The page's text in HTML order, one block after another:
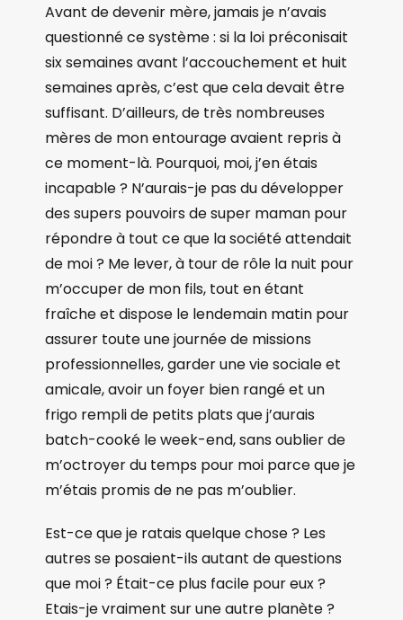
Avant de devenir mère, jamais je n’avais
questionné ce système : si la loi préconisait
six semaines avant l’accouchement et huit
semaines après, c’est que cela devait être
suffisant. D’ailleurs, de très nombreuses
mères de mon entourage avaient repris à
ce moment-là. Pourquoi, moi, j’en étais
incapable ? N’aurais-je pas du développer
des supers pouvoirs de super maman pour
répondre à tout ce que la société attendait
de moi ? Me lever, à tour de rôle la nuit pour
m’occuper de mon fils, tout en étant
fraîche et dispose le lendemain matin pour
assurer toute une journée de missions
professionnelles, garder une vie sociale et
amicale, avoir un foyer bien rangé et un
frigo rempli de petits plats que j’aurais
batch-cooké le week-end, sans oublier de
m’octroyer du temps pour moi parce que je
m’étais promis de ne pas m’oublier.
Est-ce que je ratais quelque chose ? Les
autres se posaient-ils autant de questions
que moi ? Était-ce plus facile pour eux ?
Etais-je vraiment sur une autre planète ?